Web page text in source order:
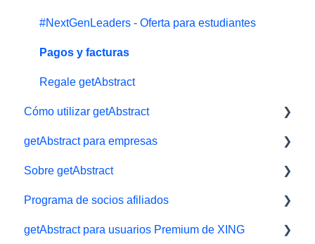
#NextGenLeaders - Oferta para estudiantes
Pagos y facturas
Regale getAbstract
Cómo utilizar getAbstract
Lector electrónico
App
Biblioteca y listas de lectura
Audiolibros
getAbstract para empresas
Herramientas de aprendizaje
getAbstract Integración
Planes para Equipos
Sobre getAbstract
Resúmenes y redacción
Contáctenos
Programa de socios afiliados
Afiliados/ Aliados e Impact
getAbstract para usuarios Premium de XING